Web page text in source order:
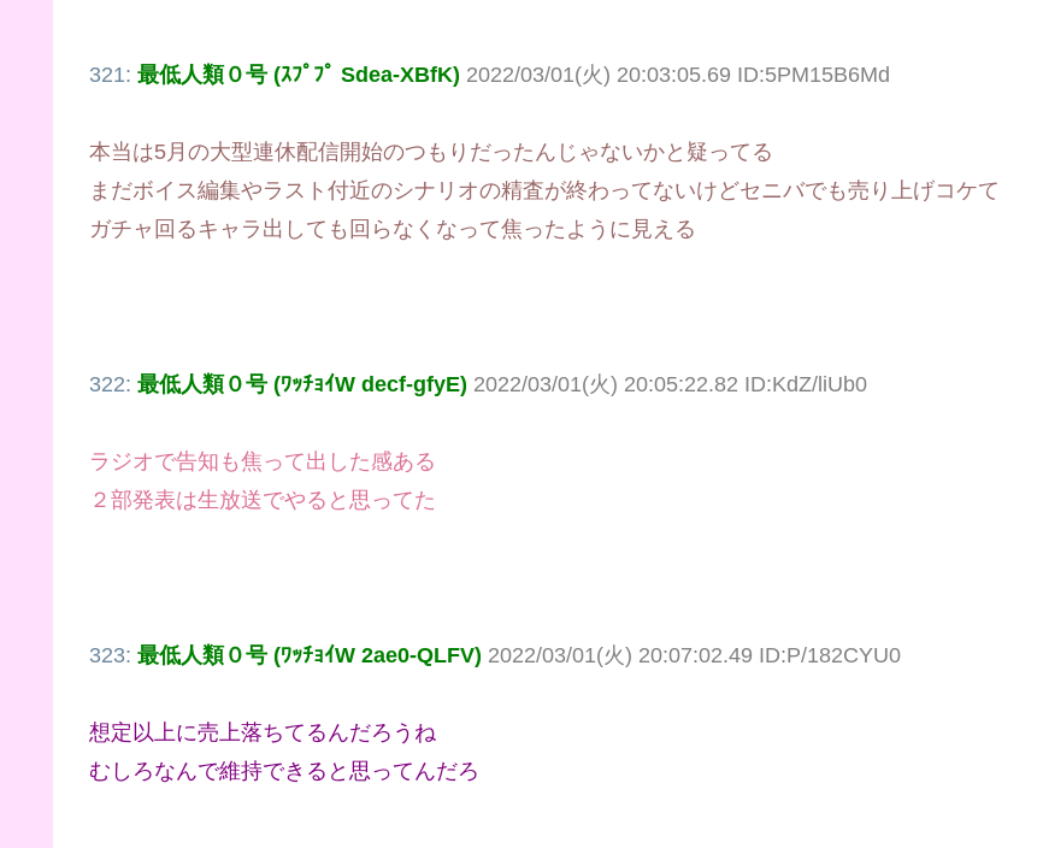
321: 最低人類０号 (ｽﾌﾟﾌﾟ Sdea-XBfK) 2022/03/01(火) 20:03:05.69 ID:5PM15B6Md
本当は5月の大型連休配信開始のつもりだったんじゃないかと疑ってる
まだボイス編集やラスト付近のシナリオの精査が終わってないけどセニバでも売り上げコケて
ガチャ回るキャラ出しても回らなくなって焦ったように見える
322: 最低人類０号 (ﾜｯﾁｮｲW decf-gfyE) 2022/03/01(火) 20:05:22.82 ID:KdZ/liUb0
ラジオで告知も焦って出した感ある
２部発表は生放送でやると思ってた
323: 最低人類０号 (ﾜｯﾁｮｲW 2ae0-QLFV) 2022/03/01(火) 20:07:02.49 ID:P/182CYU0
想定以上に売上落ちてるんだろうね
むしろなんで維持できると思ってんだろ